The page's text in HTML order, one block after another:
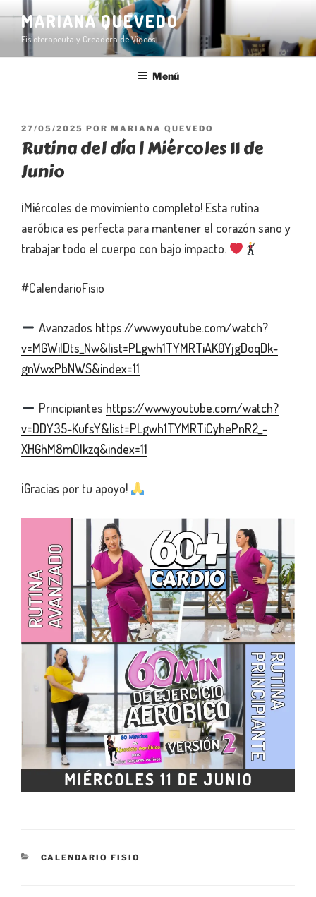
contenido
MARIANA QUEVEDO
Fisioterapeuta y Creadora de Videos
Menú
PUBLICADO
EN
27/05/2025 POR MARIANA QUEVEDO
Rutina del día | Miércoles 11 de
Junio
¡Miércoles de movimiento completo! Esta rutina
aeróbica es perfecta para mantener el corazón sano y
trabajar todo el cuerpo con bajo impacto.
#CalendarioFisio
Avanzados https://www.youtube.com/watch?
v=MGWilDts_Nw&list=PLgwh1TYMRTiAK0YjgDoqDk-
gnVwxPbNWS&index=11
Principiantes https://www.youtube.com/watch?
v=DDY35-KufsY&list=PLgwh1TYMRTiCyhePnR2_-
XHGhM8mOlkzq&index=11
¡Gracias por tu apoyo!
CATEGORÍAS
CALENDARIO FISIO